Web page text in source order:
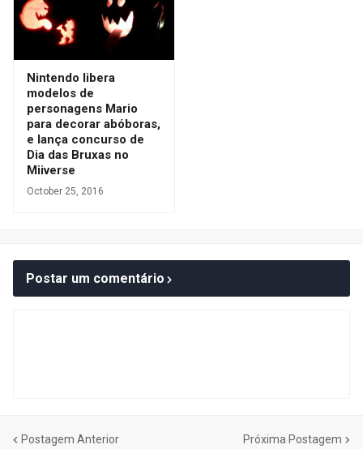
Nintendo libera
modelos de
personagens Mario
para decorar abóboras,
e lança concurso de
Dia das Bruxas no
Miiverse
October 25, 2016
Postar um comentário
Postagem Anterior Próxima Postagem